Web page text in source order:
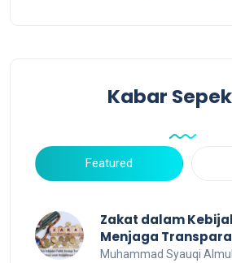
Kabar
Featured
Zakat dalam
Menjaga
Efisiensi untuk
Muhammad Syauqi